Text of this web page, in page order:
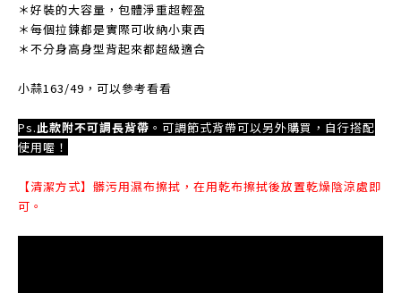
＊好裝的大容量，包體淨重超輕盈
＊每個拉鍊都是實際可收納小東西
＊不分身高身型背起來都超級適合
小蒜163/49，可以參考看看
Ps.此款附不可調長背帶 。可調節式背帶可以另外購買，自行搭配
使用喔！
【清潔方式】髒污用濕布擦拭，在用乾布擦拭後放置乾燥陰涼處即
可。